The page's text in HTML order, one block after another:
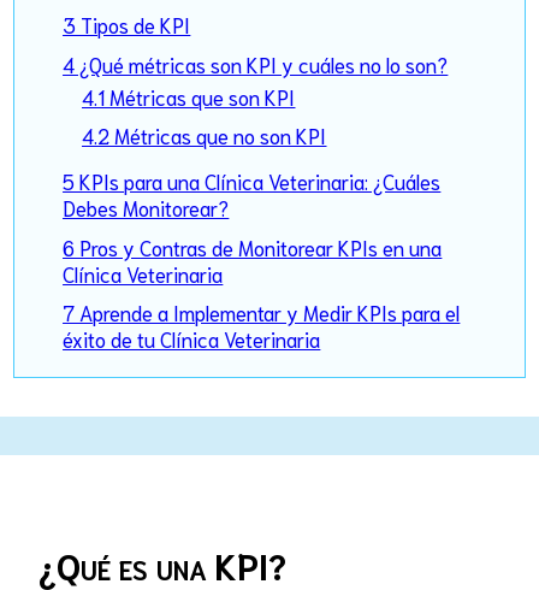
3 Tipos de KPI
4 ¿Qué métricas son KPI y cuáles no lo son?
4.1 Métricas que son KPI
4.2 Métricas que no son KPI
5 KPIs para una Clínica Veterinaria: ¿Cuáles
Debes Monitorear?
6 Pros y Contras de Monitorear KPIs en una
Clínica Veterinaria
7 Aprende a Implementar y Medir KPIs para el
éxito de tu Clínica Veterinaria
¿Qué es una KPI?